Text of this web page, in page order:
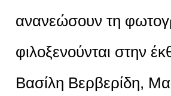
ανανεώσουν τη
φιλοξενούνται στην
Βασίλη Βερβερίδη,